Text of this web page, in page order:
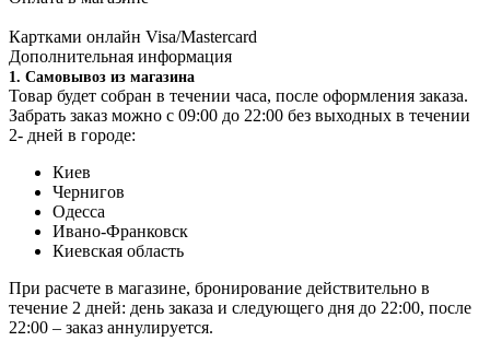
Картками онлайн Visa/Mastercard
Дополнительная информация
1. Самовывоз из магазина
Товар будет собран в течении часа, после оформления заказа.
Забрать заказ можно с 09:00 до 22:00 без выходных в течении
2- дней в городе:
Киев
Чернигов
Одесса
Ивано-Франковск
Киевская область
При расчете в магазине, бронирование действительно в
течение 2 дней: день заказа и следующего дня до 22:00, после
22:00 – заказ аннулируется.